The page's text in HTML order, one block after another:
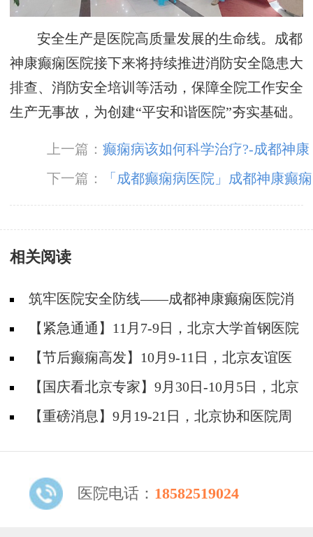
安全生产是医院高质量发展的生命线。成都
神康癫痫医院接下来将持续推进消防安全隐患大
排查、消防安全培训等活动，保障全院工作安全
生产无事故，为创建“平安和谐医院”夯实基础。
上一篇：癫痫病该如何科学治疗?-成都神康
癫痫医院
下一篇：
「成都癫痫病医院」成都神康癫痫
医院开展5.12国际护士节户外团建庆典活动
相关阅读
筑牢医院安全防线——成都神康癫痫医院消
防安全培训纪实
【紧急通通】11月7-9日，北京大学首钢医院
神经内科胡颖教授亲临成都会诊，破解癫痫疑难
【节后癫痫高发】10月9-11日，北京友谊医
院陈葵博士免费会诊+治疗援助，破解癫痫难
题！
【国庆看北京专家】9月30日-10月5日，北京
天坛&首钢医院两大专家蓉城亲诊+癫痫大额救
【重磅消息】9月19-21日，北京协和医院周
医院电话： 18582519024